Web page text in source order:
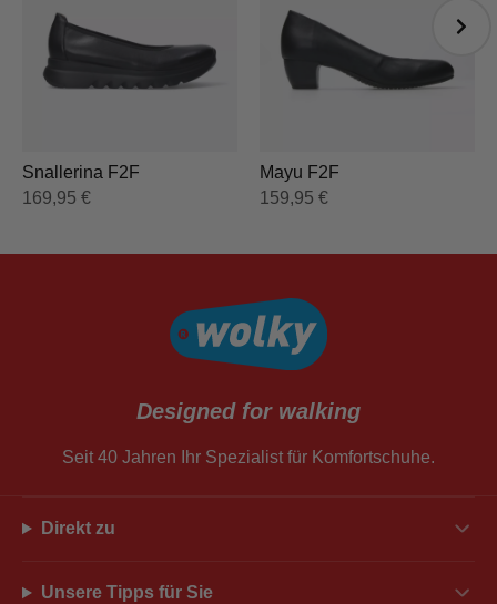
Snallerina F2F
169,95 €
Mayu F2F
159,95 €
Designed for walking
Seit 40 Jahren Ihr Spezialist für Komfortschuhe.
Direkt zu
Unsere Tipps für Sie